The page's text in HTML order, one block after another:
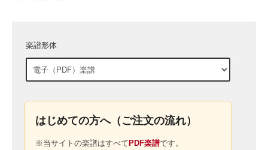
楽譜形体
はじめての方へ（ご注文の流れ）
※当サイトの楽譜はすべてPDF楽譜です。